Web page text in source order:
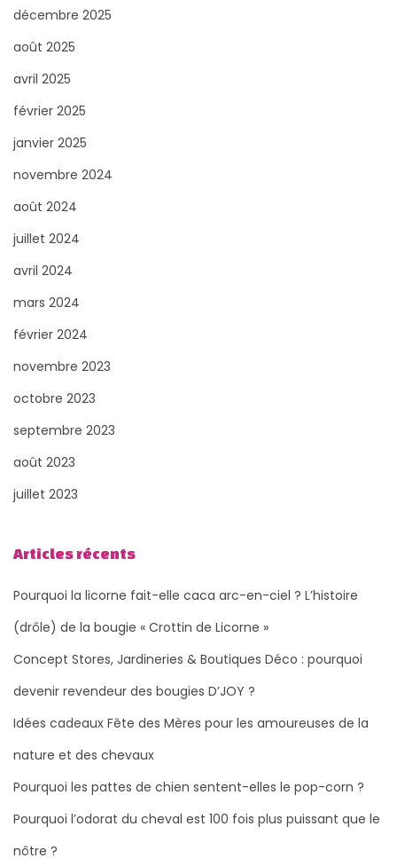
n
s
o
:
décembre 2025
août 2025
avril 2025
février 2025
janvier 2025
novembre 2024
août 2024
juillet 2024
avril 2024
mars 2024
février 2024
novembre 2023
octobre 2023
septembre 2023
août 2023
juillet 2023
Articles récents
Pourquoi la licorne fait-elle caca arc-en-ciel ? L’histoire
(drôle) de la bougie « Crottin de Licorne »
Concept Stores, Jardineries & Boutiques Déco : pourquoi
devenir revendeur des bougies D’JOY ?
Idées cadeaux Fête des Mères pour les amoureuses de la
nature et des chevaux
Pourquoi les pattes de chien sentent-elles le pop-corn ?
Pourquoi l’odorat du cheval est 100 fois plus puissant que le
nôtre ?